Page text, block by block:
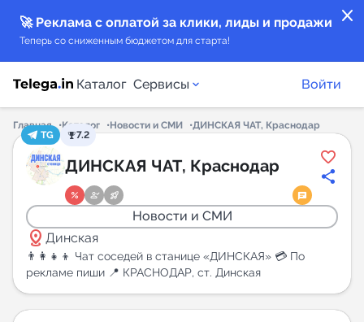
close
🚀 Реклама с оплатой за клики, лиды и продажи
Теперь со сниженным бюджетом для старта!
Каталог Сервисы
Каталог каналов
Каталог ботов
Горящие предложения
Индекс читаемости каналов в Telegram
New
Войти
Главная Каталог Новости и СМИ
ДИНСКАЯ ЧАТ, Краснодар
TG
7.2
ДИНСКАЯ ЧАТ, Краснодар
Новости и СМИ
distance Динская
👨‍👩‍👧‍👦 Чат соседей в станице «ДИНСКАЯ» 💳 По
рекламе пиши 📍 КРАСНОДАР, ст. Динская